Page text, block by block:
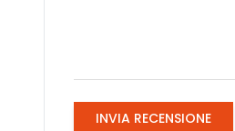
INVIA RECENSIONE